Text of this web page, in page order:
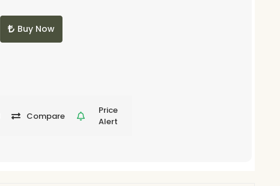
Buy Now
Compare
Price
Alert